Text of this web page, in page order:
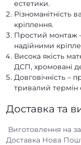
естетики.
Різноманітність
кріплення.
Простий монтаж
надійними
Висока якість
ДСП, хромовані
Довговічність –
тривалий термін
Доставка та
Виготовлення на
Доставка Нова